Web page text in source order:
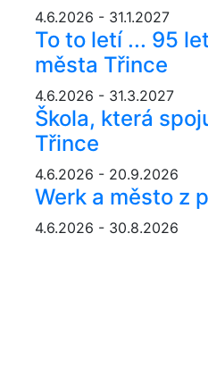
4.6.2026 - 31.1.2027
To to letí ... 95
města Třince
4.6.2026 - 31.3.2027
Škola, která
Třince
4.6.2026 - 20.9.2026
Werk a město z
4.6.2026 - 30.8.2026